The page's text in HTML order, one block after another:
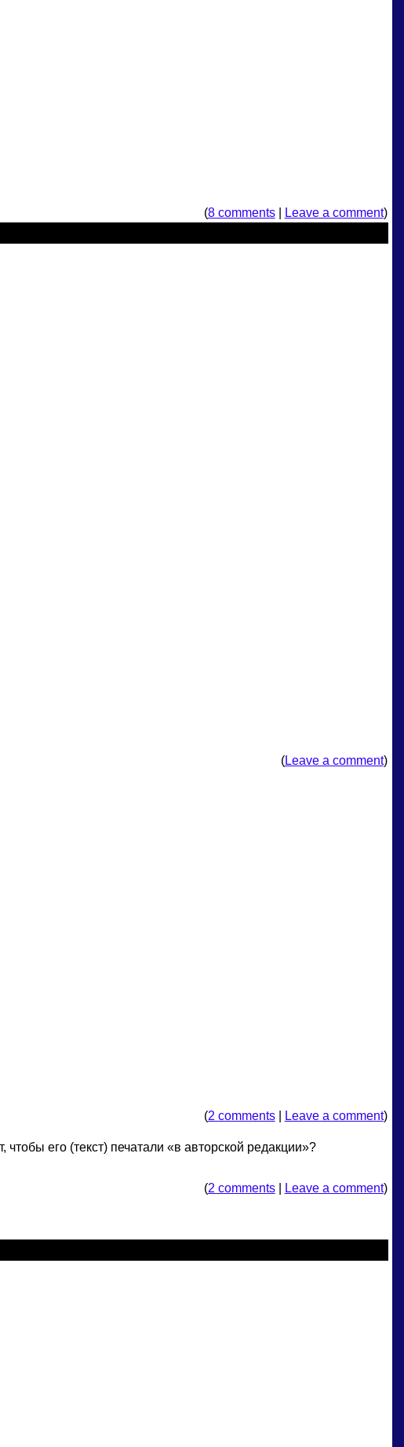
(8 comments| Leave a comment)
(Leave a comment)
(2 comments| Leave a comment)
его (текст) печатали «в авторской редакции»?
(2 comments| Leave a comment)